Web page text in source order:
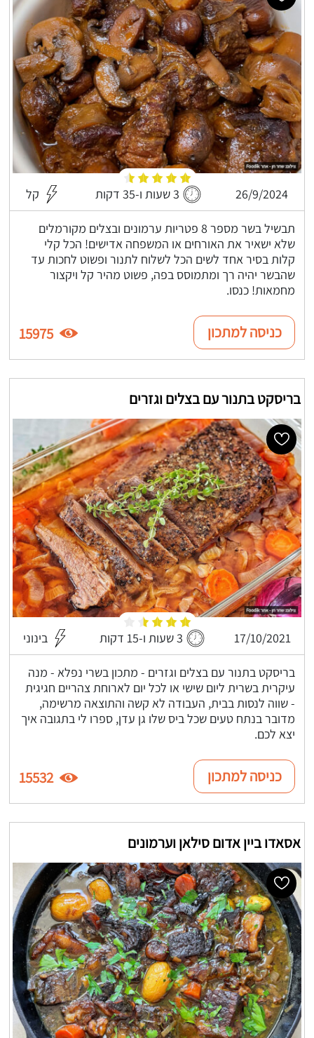
26/9/2024 3 שעות ו-35 דקות קל
תבשיל בשר מספר 8 פטריות ערמונים ובצלים מקורמלים
שלא ישאיר את האורחים או המשפחה אדישים! הכל קלי
קלות בסיר אחד לשים הכל לשלוח לתנור ופשוט לחכות עד
שהבשר יהיה רך ומתמוסס בפה, פשוט מהיר קל ויקצור
מחמאות! כנסו.
כניסה למתכון 15975
בריסקט בתנור עם בצלים וגזרים
17/10/2021 3 שעות ו-15 דקות בינוני
בריסקט בתנור עם בצלים וגזרים - מתכון בשרי נפלא - מנה
עיקרית בשרית ליום שישי או לכל יום לארוחת צהריים חגיגית
- שווה לנסות בבית, העבודה לא קשה והתוצאה מרשימה,
מדובר בנתח טעים שכל ביס שלו גן עדן, ספרו לי בתגובה איך
יצא לכם.
כניסה למתכון 15532
אסאדו ביין אדום סילאן וערמונים